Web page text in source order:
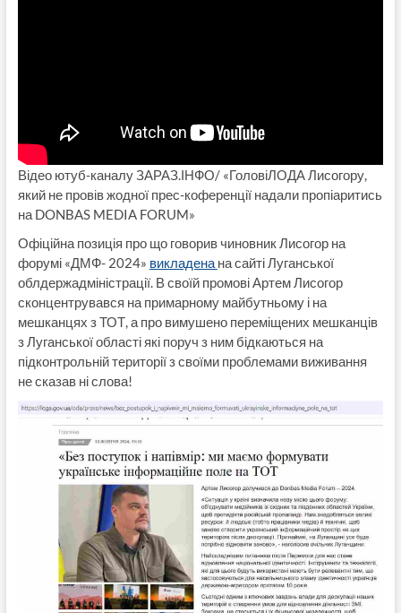
Відео ютуб-каналу ЗАРАЗ.ІНФО/ «ГоловіЛОДА Лисогору,
який не провів жодної прес-коференції надали пропіаритись
на DONBAS MEDIA FORUM»
Офіційна позиція про що говорив чиновник Лисогор на
форумі «ДМФ- 2024» викладена на сайті Луганської
облдержадміністрації. В своїй промові Артем Лисогор
сконцентрувався на примарному майбутньому і на
мешканцях з ТОТ, а про вимушено переміщених мешканців
з Луганської області які поруч з ним бідкаються на
підконтрольній території з своїми проблемами виживання
не сказав ні слова!